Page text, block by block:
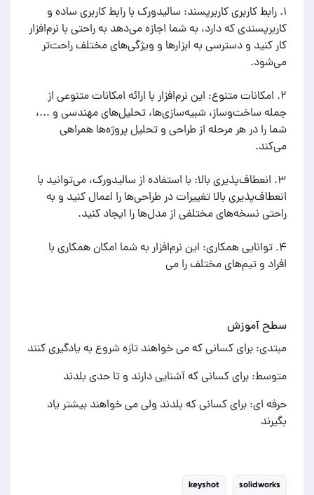
۱. رابط کاربری کاربرپسند: سالیدورک با رابط کاربری ساده و
کاربرپسندی که دارد، به شما اجازه می‌دهد به راحتی با نرم‌افزار
کار کنید و دسترسی به ابزارها و ویژگی‌های مختلف راحت‌تر
۲. امکانات متنوع: این نرم‌افزار با ارائه امکانات متنوعی از
جمله ساخت‌وساز، شبیه‌سازی‌ها، تحلیل‌های مهندسی و ...،
شما را در هر مرحله از طراحی و تحلیل پروژه‌ها همراهی
۳. انعطاف‌پذیری بالا: با استفاده از سالیدورک، می‌توانید با
انعطاف‌پذیری بالا تغییرات در طراحی‌ها را اعمال کنید و به
۴. توانایی همکاری: این نرم‌افزار به شما امکان همکاری با
افراد و تیم‌های مختلف را می
سطح آموزش
مبتدی: برای کسانی که می خواهند تازه شروع به یادگیری کنند
متوسط: برای کسانی که آشنایی دارند و تا حدی بلدند
حرفه ای: برای کسانی که بلدند ولی می خواهند بیشتر یاد
بگیرند
solidworks
keyshot